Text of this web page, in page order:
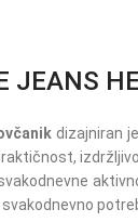
JEANS
dizajniran